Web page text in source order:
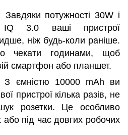
Завдяки потужності 30W і
IQ 3.0 ваші пристрої
ніж будь-коли раніше.
чекати годинами, щоб
смартфон або планшет.
З ємністю 10000 mAh ви
пристрої кілька разів, не
розетки. Це особливо
під час довгих робочих